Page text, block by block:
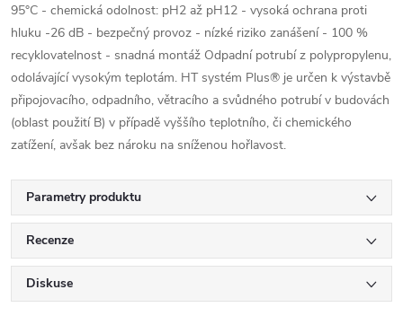
95°C - chemická odolnost: pH2 až pH12 - vysoká ochrana proti
hluku -26 dB - bezpečný provoz - nízké riziko zanášení - 100 %
recyklovatelnost - snadná montáž Odpadní potrubí z polypropylenu,
odolávající vysokým teplotám. HT systém Plus® je určen k výstavbě
připojovacího, odpadního, větracího a svůdného potrubí v budovách
(oblast použití B) v případě vyššího teplotního, či chemického
zatížení, avšak bez nároku na sníženou hořlavost.
Parametry produktu
Recenze
Diskuse